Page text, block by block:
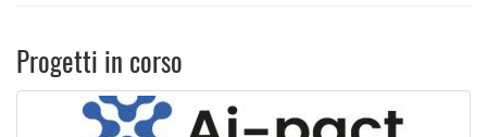
Progetti in corso